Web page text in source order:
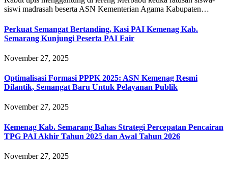
siswi madrasah beserta ASN Kementerian Agama Kabupaten…
Perkuat Semangat Bertanding, Kasi PAI Kemenag Kab.
Semarang Kunjungi Peserta PAI Fair
November 27, 2025
Optimalisasi Formasi PPPK 2025: ASN Kemenag Resmi
Dilantik, Semangat Baru Untuk Pelayanan Publik
November 27, 2025
Kemenag Kab. Semarang Bahas Strategi Percepatan Pencairan
TPG PAI Akhir Tahun 2025 dan Awal Tahun 2026
November 27, 2025